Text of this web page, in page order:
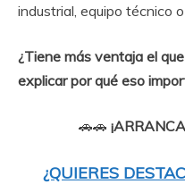
industrial, equipo técnico
¿Tiene más ventaja el
explicar por qué eso
🚗🚗
¿QUIERES